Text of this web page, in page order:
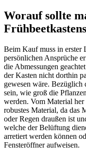
Worauf sollte
Beim Kauf muss in erster
persönlichen Ansprüche
die Abmessungen
der Kasten nicht dorthin
gewesen wäre. Bezüglich
sein, wie groß die
werden. Vom Material her
robustes Material, da das
oder Regen draußen ist
welche der Belüftung
arretiert werden können
Fensteröffner aufweisen.